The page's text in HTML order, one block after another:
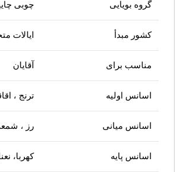
گروه بویایی چوبی
کشور مبدأ ایالات
مناسب برای آقایان
اسانس اولیه ترنج ،
اسانس میانی رز ،
اسانس پایه کهربا،